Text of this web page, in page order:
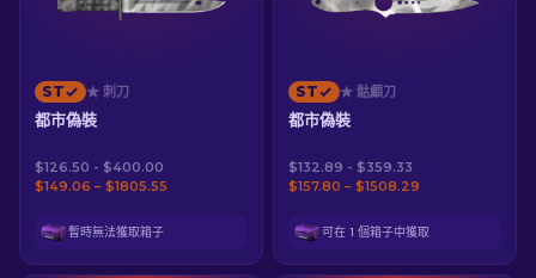
ST ★ 刺刀
都市偽裝
$126.50 - $400.00
$149.06 – $1805.55
暫時無法獲取箱子
ST ★ 骷顱刀
都市偽裝
$132.89 - $359.33
$157.80 – $1508.29
可在 1 個箱子中獲取